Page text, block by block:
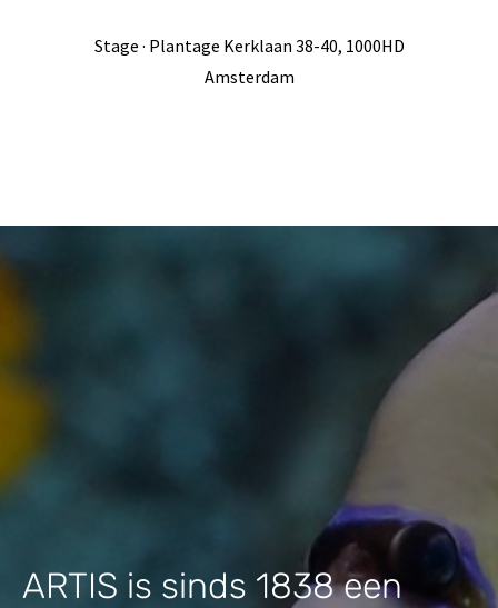
Stage · Plantage Kerklaan 38-40, 1000HD
Amsterdam
ARTIS is sinds 1838 een